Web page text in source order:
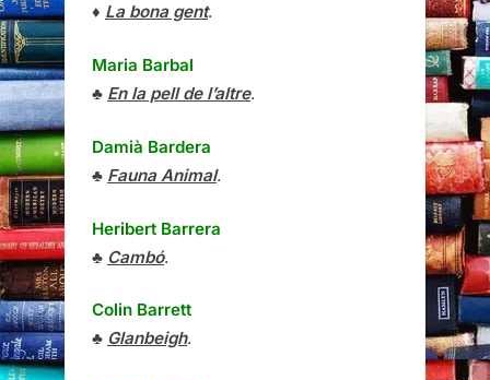
♦ La bona gent.
Maria Barbal
♣ En la pell de l’altre.
Damià Bardera
♣ Fauna Animal.
Heribert Barrera
♣ Cambó.
Colin Barrett
♣ Glanbeigh.